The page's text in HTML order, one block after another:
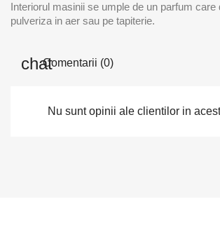
Interiorul masinii se umple de un parfum care
pulveriza in aer sau pe tapiterie.
Comentarii (0)
Nu sunt opinii ale clientilor in